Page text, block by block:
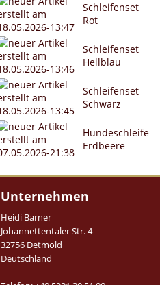
Schleifenset
Rot
Schleifenset
Hellblau
Schleifenset
Schwarz
Hundeschleife
Erdbeere
Unternehmen
Heidi Barner
Johannettentaler Str. 4
32756 Detmold
Deutschland